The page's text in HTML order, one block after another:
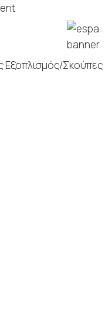
Εξοπλισμός/Σκούπες